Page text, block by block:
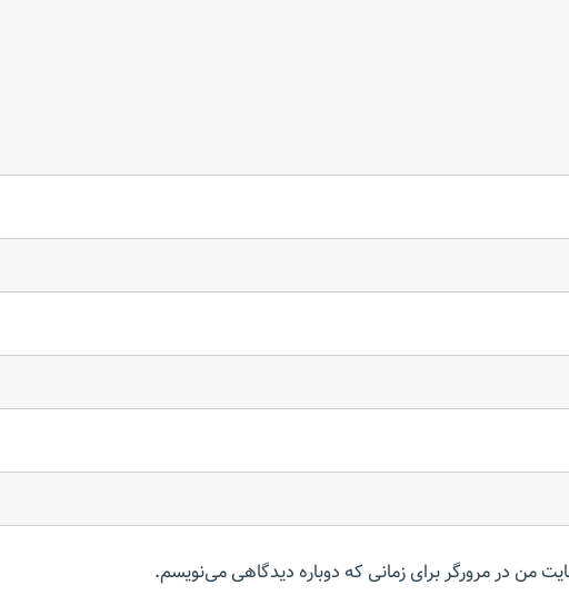
من در مرورگر برای زمانی که دوباره دیدگاهی می‌نویسم.